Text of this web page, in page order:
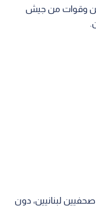
وقوات من جيش
لبنانيين، دون